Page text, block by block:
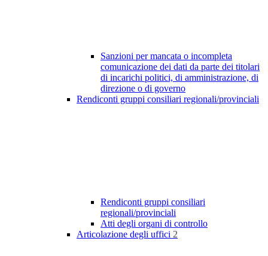
Sanzioni per mancata o incompleta
comunicazione dei dati da parte dei titolari
di incarichi politici, di amministrazione, di
direzione o di governo
Rendiconti gruppi consiliari regionali/provinciali
Rendiconti gruppi consiliari
regionali/provinciali
Atti degli organi di controllo
Articolazione degli uffici 2